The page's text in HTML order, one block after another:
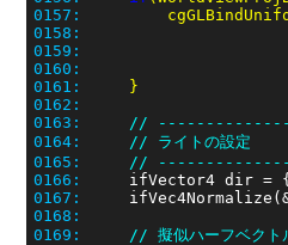
0157:
0158:
0159:
0160:
0161:
0162:
0163:
//
0164:
// ライトの設定
0165:
//
0166:
0167:
0168:
0169:
// 擬似ハーフベクト